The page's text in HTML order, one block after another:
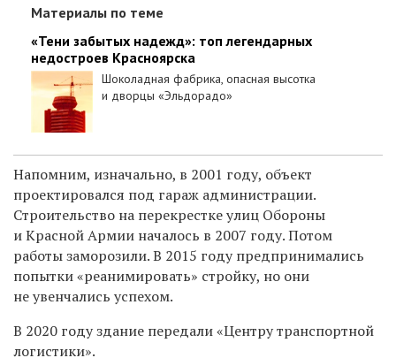
Материалы по теме
«Тени забытых надежд»: топ легендарных
недостроев Красноярска
Шоколадная фабрика, опасная высотка
и дворцы «Эльдорадо»
Напомним, изначально, в 2001 году, объект
проектировался под гараж администрации.
Строительство на перекрестке улиц Обороны
и Красной Армии началось в 2007 году. Потом
работы заморозили. В 2015 году предпринимались
попытки «реанимировать» стройку, но они
не увенчались успехом.
В 2020 году здание передали «Центру транспортной
логистики».